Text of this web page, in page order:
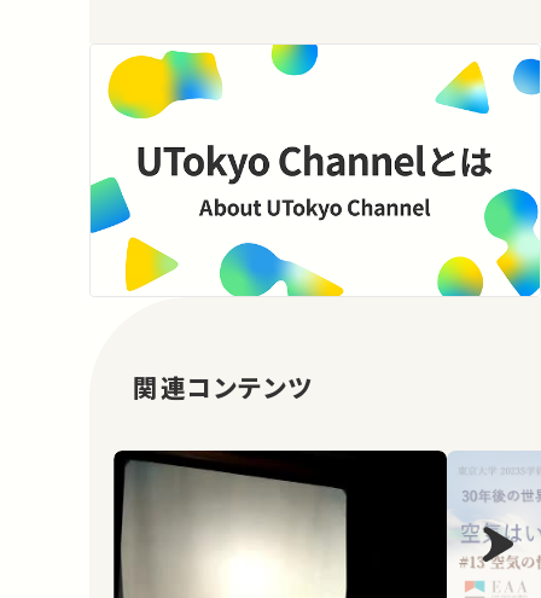
関連コンテンツ